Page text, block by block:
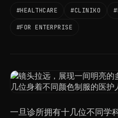
#HEALTHCARE #CLINIKO
#FOR ENTERPRISE
一旦诊所拥有十几位不同学